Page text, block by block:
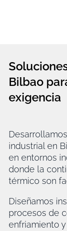
Bilbao
exigencia
industrial en
en entornos
donde la
térmico son
Diseñamos
procesos de
enfriamiento